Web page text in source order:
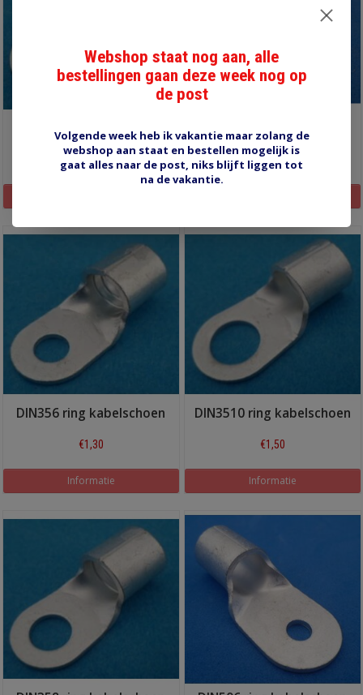
DIN2510 ring kabelschoen
€1,15
DIN2512 ring kabelschoen
€1,45
DIN356 ring kabelschoen
€1,30
Informatie
DIN3510 ring kabelschoen
€1,50
Informatie
Webshop staat nog aan, alle
bestellingen gaan deze week nog op
de post
Volgende week heb ik vakantie maar zolang de
webshop aan staat en bestellen mogelijk is
gaat alles naar de post, niks blijft liggen tot
na de vakantie.